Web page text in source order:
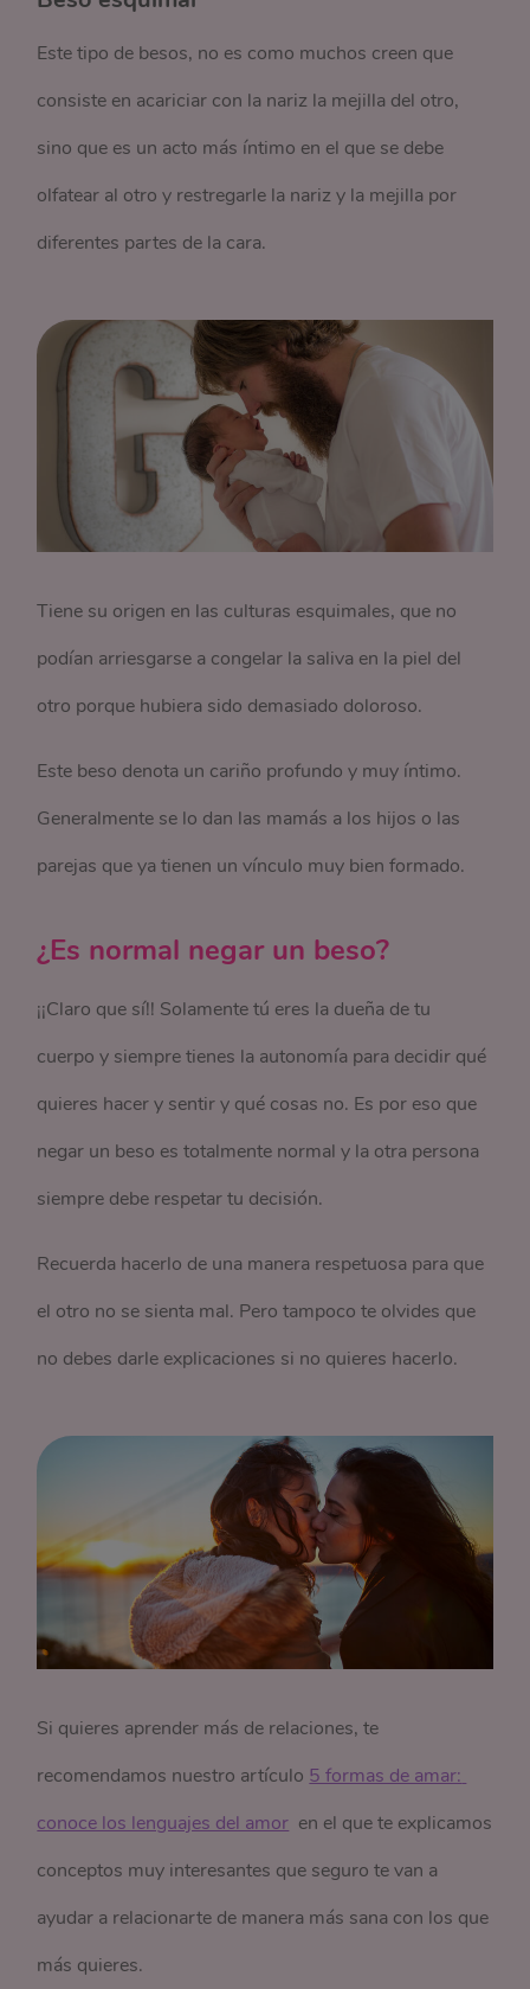
Este tipo de besos, no es como muchos creen que
consiste en acariciar con la nariz la mejilla del otro,
sino que es un acto más íntimo en el que se debe
olfatear al otro y restregarle la nariz y la mejilla por
diferentes partes de la cara.
Tiene su origen en las culturas esquimales, que no
podían arriesgarse a congelar la saliva en la piel del
otro porque hubiera sido demasiado doloroso.
Este beso denota un cariño profundo y muy íntimo.
Generalmente se lo dan las mamás a los hijos o las
parejas que ya tienen un vínculo muy bien formado.
¿Es normal negar un beso?
¡¡Claro que sí!! Solamente tú eres la dueña de tu
cuerpo y siempre tienes la autonomía para decidir qué
quieres hacer y sentir y qué cosas no. Es por eso que
negar un beso es totalmente normal y la otra persona
siempre debe respetar tu decisión.
Recuerda hacerlo de una manera respetuosa para que
el otro no se sienta mal. Pero tampoco te olvides que
no debes darle explicaciones si no quieres hacerlo.
Si quieres aprender más de relaciones, te
recomendamos nuestro artículo 5 formas de amar:
conoce los lenguajes del amor en el que te explicamos
conceptos muy interesantes que seguro te van a
ayudar a relacionarte de manera más sana con los que
más quieres.